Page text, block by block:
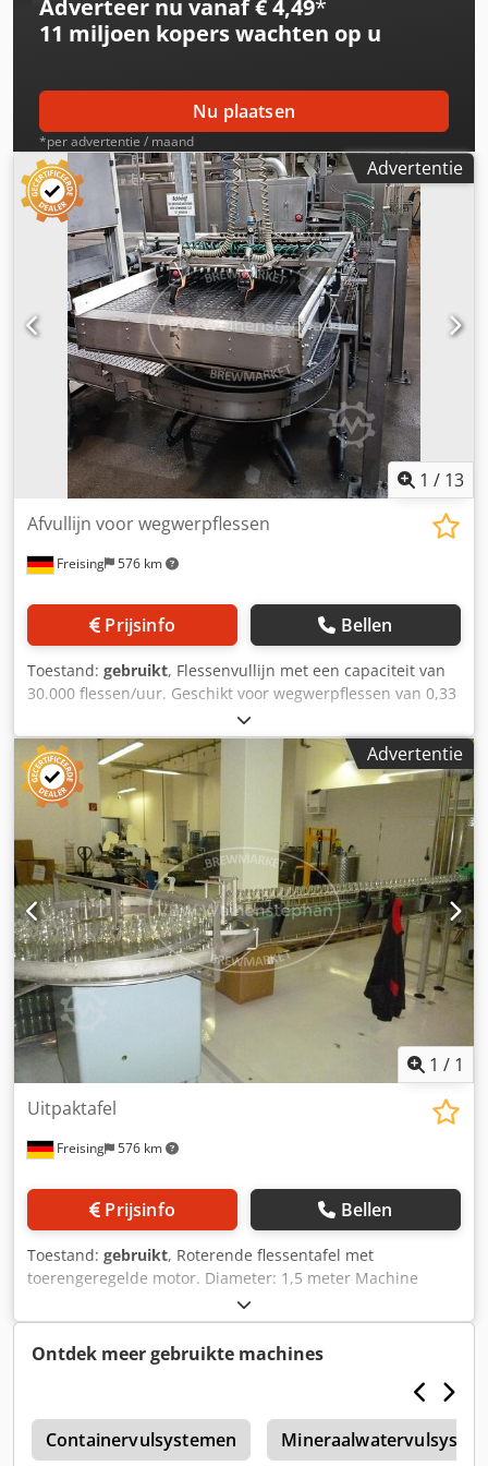
houtsnippers, kunststof, metaalvrije metaaldetectie,
neodymium, bovenbandmagneet, magneetbandscheider
kan zonder voorafgaande kennisgeving worden gewijzigd,
zolang de voorraad strekt!
Adverteer nu vanaf € 4,49*
11 miljoen koperswachten op u
Nu plaatsen
*per advertentie / maand
Advertentie
1 / 13
Freising 576 km
Afvullijn voor wegwerpflessen
Prijsinfo Bellen
Toestand: gebruikt, Flessenvullijn met een capaciteit van
30.000 flessen/uur. Geschikt voor wegwerpflessen van 0,33
L Vichy, 0,33 L Euro en 0,5 L NRW. De installatie bestaat uit
de volgende machines/componenten: - Nieuwe glazen
ontnemer, fabrikant: Steinle Fördertechnik -
Bierverwarmingsinstallatie, fabrikant: Fischer -
Flessenvuller, fabrikant: Krones - Kronkurkinvoerbunker
met transport, fabrikant: Gassner - Flessenniveaucontrole,
fabrikant: Metec - Etiketteermachine, fabrikant:
Krones/Renner - Etikettencontrole, fabrikant: Miho -
Flessendrageropvouwmachine, fabrikant: DOKU-Consult
Capaciteit: 30.000 flessen/uur Formaten: 0,33L Vichy, 0,33L
Euro en 0,5L NRW Laagpatronen: 4x8 krat, 5 lagen per
Europallet Bediening/besturing: overwegend Siemens S7
Uitvoering/positie: vrijstaand Uitrusting: nieuwe glazen
afruimer, bierverwarmingsinstallatie, flessenvuller,
kronkurkinvoerbunker met magneettransport,
flessenniveaucontrole, etiketteermachine,
etikettencontrole, inpakker, volkrattencontrole,
palletiseersysteem. Cjdpfxsw Tmhas Aptjrf
Advertentie
1 / 1
Freising 576 km
Uitpaktafel
Prijsinfo Bellen
Toestand: gebruikt, Roterende flessentafel met
toerengeregelde motor. Diameter: 1,5 meter Machine
(extra): met toerengeregelde motor Codpfxow Tml Se
Aptsrf Diameter: 1500 mm Uitrusting: Toerengeregelde
motor
Ontdek meer gebruikte machines
Containervulsystemen